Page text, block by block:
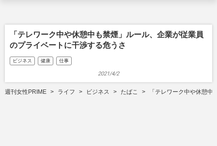
「テレワーク中や休憩中も禁煙」ルール、企業が従業員
のプライベートに干渉する危うさ
ビジネス 健康 仕事
2021/4/2
週刊女性PRIME ライフ ビジネス たばこ 「テレワーク中や休憩